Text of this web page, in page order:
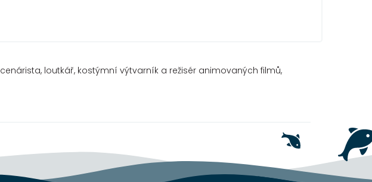
loutkář, kostýmní výtvarník a režisér animovaných filmů,